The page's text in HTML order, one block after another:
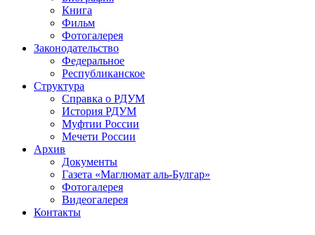
Книга
Фильм
Фотогалерея
Законодательство
Федеральное
Республиканское
Структура
Справка о РДУМ
История РДУМ
Муфтии России
Мечети России
Архив
Документы
Газета «Маглюмат аль-Булгар»
Фотогалерея
Видеогалерея
Контакты